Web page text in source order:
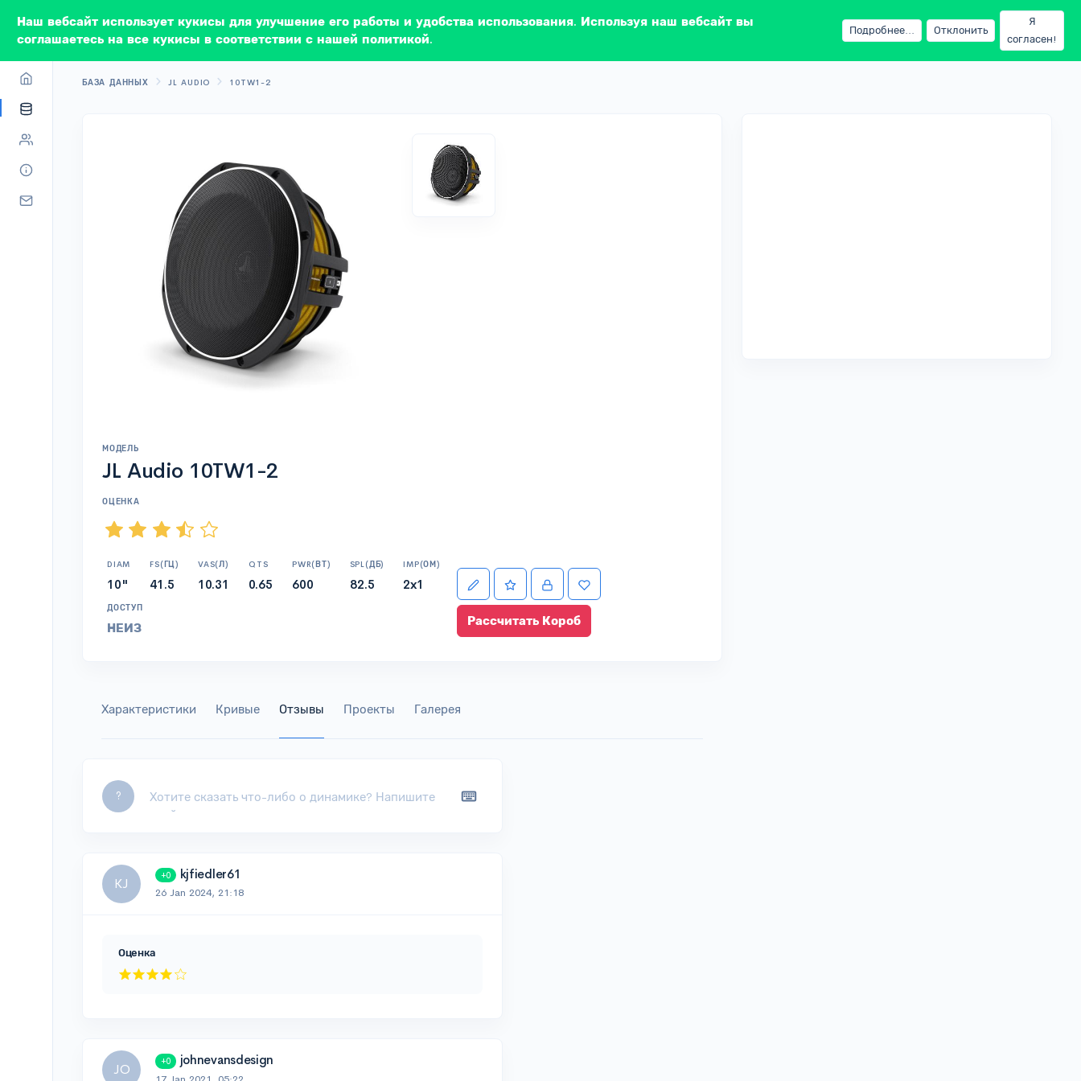
БАЗА ДАННЫХ JL AUDIO 10TW1-2
МОДЕЛЬ
JL Audio 10TW1-2
ОЦЕНКА
DIAM
10"
FS(ГЦ)
41.5
VAS(Л)
10.31
QTS
0.65
PWR(ВТ)
600
SPL(ДБ)
82.5
IMP(ОМ)
2x1
ДОСТУП
НЕИЗ Рассчитать Короб
Характеристики Кривые Отзывы Проекты Галерея
? Leave a comment...
KJ
+0 kjfiedler61
26 Jan 2024, 21:18
Оценка
JO
+0 johnevansdesign
Наш вебсайт использует кукисы для улучшение его работы и удобства использования. Используя наш вебсайт вы
соглашаетесь на все кукисы в соответствии с нашей политикой.
Подробнее... Отклонить
Я
согласен!